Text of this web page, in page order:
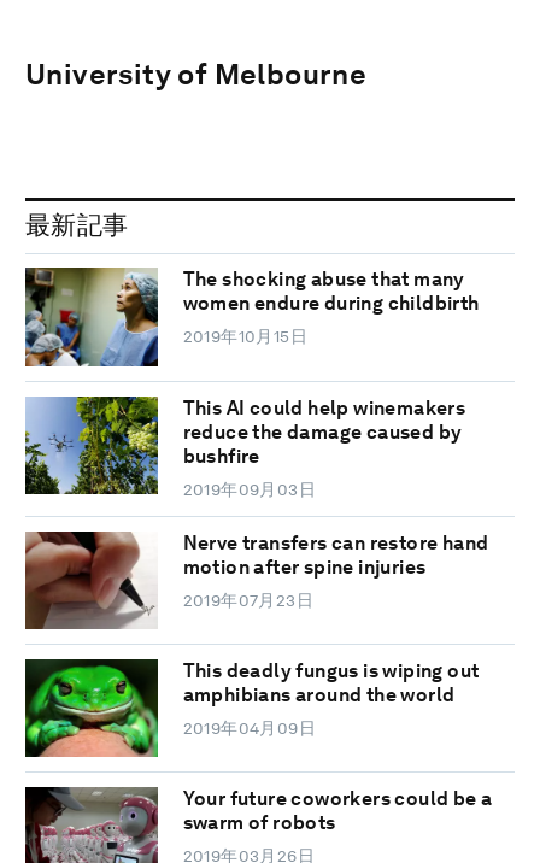
University of Melbourne
最新記事
The shocking abuse that many
women endure during childbirth
2019年10月15日
This AI could help winemakers
reduce the damage caused by
bushfire
2019年09月03日
Nerve transfers can restore hand
motion after spine injuries
2019年07月23日
This deadly fungus is wiping out
amphibians around the world
2019年04月09日
Your future coworkers could be a
swarm of robots
2019年03月26日